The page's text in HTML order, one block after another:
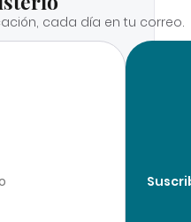
cada día en tu correo.